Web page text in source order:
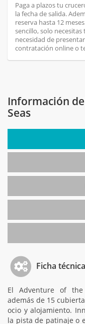
Paga a plazos tu
la fecha de salida.
reserva hasta 12
sencillo, solo
necesidad de
contratación online o
Información
Seas
Ficha
El Adventure of the
además de 15
ocio y alojamiento.
la pista de patinaje o